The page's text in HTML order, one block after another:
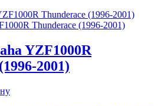
Thunderace (1996-2001)
YZF1000R
2001)